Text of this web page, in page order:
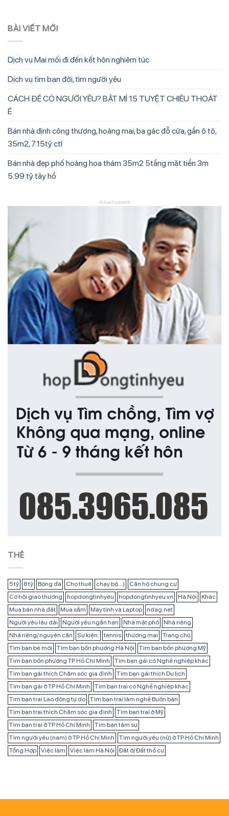
BÀI VIẾT MỚI
Dịch vụ Mai mối đi đến kết hôn nghiêm túc
Dịch vụ tìm bạn đời, tìm người yêu
CÁCH ĐỂ CÓ NGƯỜI YÊU? BẬT MÍ 15 TUYỆT CHIÊU THOÁT
Ế
Bán nhà định công thượng, hoàng mai, ba gác đỗ cửa, gần ô tô,
35m2, 7.15tỷ ctl
Bán nhà đẹp phố hoàng hoa thám 35m2 5tầng mặt tiền 3m
5.99 tỷ tây hồ
Advertisement
THẺ
5 tỷ 8 tỷ Bóng đá Cho thuê chạy bộ...)
Căn hộ chung cư
Cơ hội giao thương
hopdongtinhyeu hopdongtinhyeu.vn Hà Nội
Khác
Mua bán nhà đất
Mua sắm Máy tính và Laptop
ndag.net
Người yêu lâu dài
Người yêu ngắn hạn Nhà mặt phố
Nhà riêng
Nhà riêng/ nguyên căn
Sự kiện: tennis thương mại
Trang chủ
Tìm bạn bè mới
Tìm bạn bốn phương Hà Nội
Tìm bạn bốn phương Mỹ
Tìm bạn bốn phương TP Hồ Chí Minh
Tìm bạn gái có Nghề nghiệp khác
Tìm bạn gái thích Chăm sóc gia đình
Tìm bạn gái thích Du lịch
Tìm bạn gái ở TP Hồ Chí Minh
Tìm bạn trai có Nghề nghiệp khác
Tìm bạn trai Lao động tự do
Tìm bạn trai làm nghề Buôn bán
Tìm bạn trai thích Chăm sóc gia đình
Tìm bạn trai ở Mỹ
Tìm bạn trai ở TP Hồ Chí Minh
Tìm bạn tâm sự
Tìm người yêu (nam) ở TP Hồ Chí Minh
Tìm người yêu (nữ) ở TP Hồ Chí Minh
Tổng Hợp
Việc làm Việc làm Hà Nội Đất ở/ Đất thổ cư